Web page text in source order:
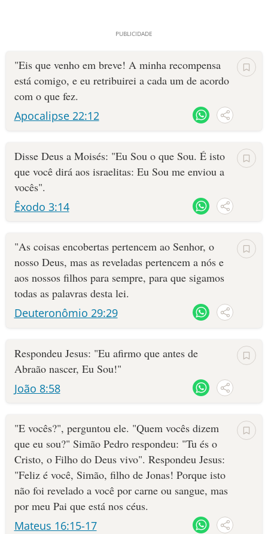
"Eis que venho em breve! A minha recompensa
está comigo, e eu retribuirei a cada um de acordo
com o que fez.
Apocalipse 22:12
Disse Deus a Moisés: "Eu Sou o que Sou. É isto
que você dirá aos israelitas: Eu Sou me enviou a
vocês".
Êxodo 3:14
"As coisas encobertas pertencem ao Senhor, o
nosso Deus, mas as reveladas pertencem a nós e
aos nossos filhos para sempre, para que sigamos
todas as palavras desta lei.
Deuteronômio 29:29
Respondeu Jesus: "Eu afirmo que antes de
Abraão nascer, Eu Sou!"
João 8:58
"E vocês?", perguntou ele. "Quem vocês dizem
que eu sou?" Simão Pedro respondeu: "Tu és o
Cristo, o Filho do Deus vivo". Respondeu Jesus:
"Feliz é você, Simão, filho de Jonas! Porque isto
não foi revelado a você por carne ou sangue, mas
por meu Pai que está nos céus.
Mateus 16:15-17